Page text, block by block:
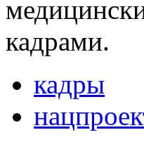
кадрами.
кадры